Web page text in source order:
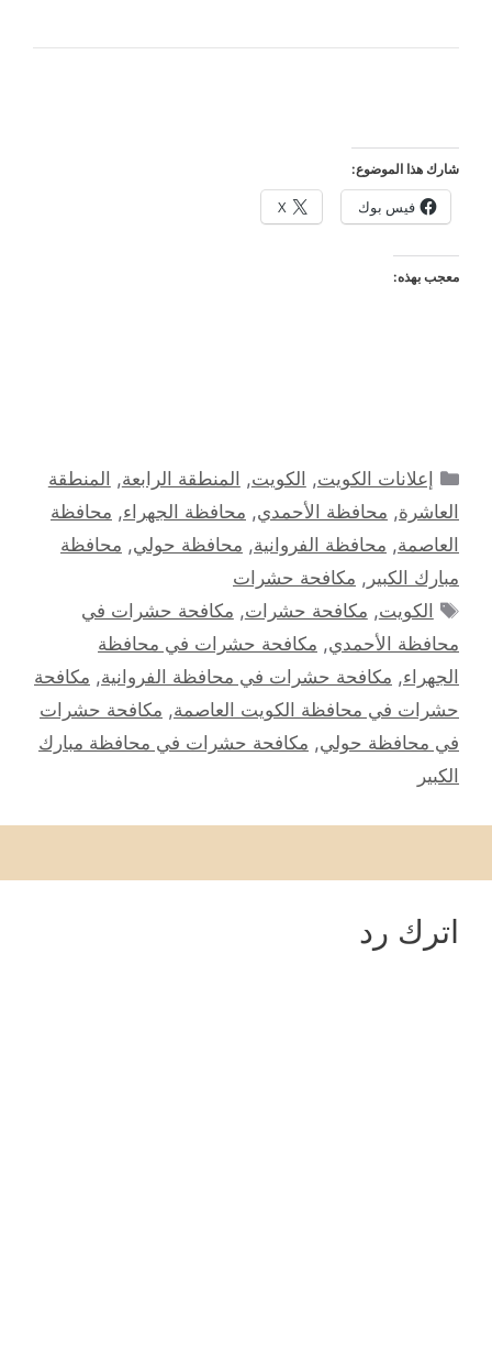
شارك هذا الموضوع:
فيس بوك X
معجب بهذه:
التصنيفات
إعلانات الكويت, الكويت, المنطقة الرابعة, المنطقة
العاشرة, محافظة الأحمدي, محافظة الجهراء, محافظة
العاصمة, محافظة الفروانية, محافظة حولي, محافظة
مبارك الكبير , مكافحة حشرات
الوسوم
الكويت, مكافحة حشرات, مكافحة حشرات في
محافظة الأحمدي, مكافحة حشرات في محافظة
الجهراء, مكافحة حشرات في محافظة الفروانية, مكافحة
حشرات في محافظة الكويت العاصمة, مكافحة حشرات
في محافظة حولي, مكافحة حشرات في محافظة مبارك
الكبير
اترك رد